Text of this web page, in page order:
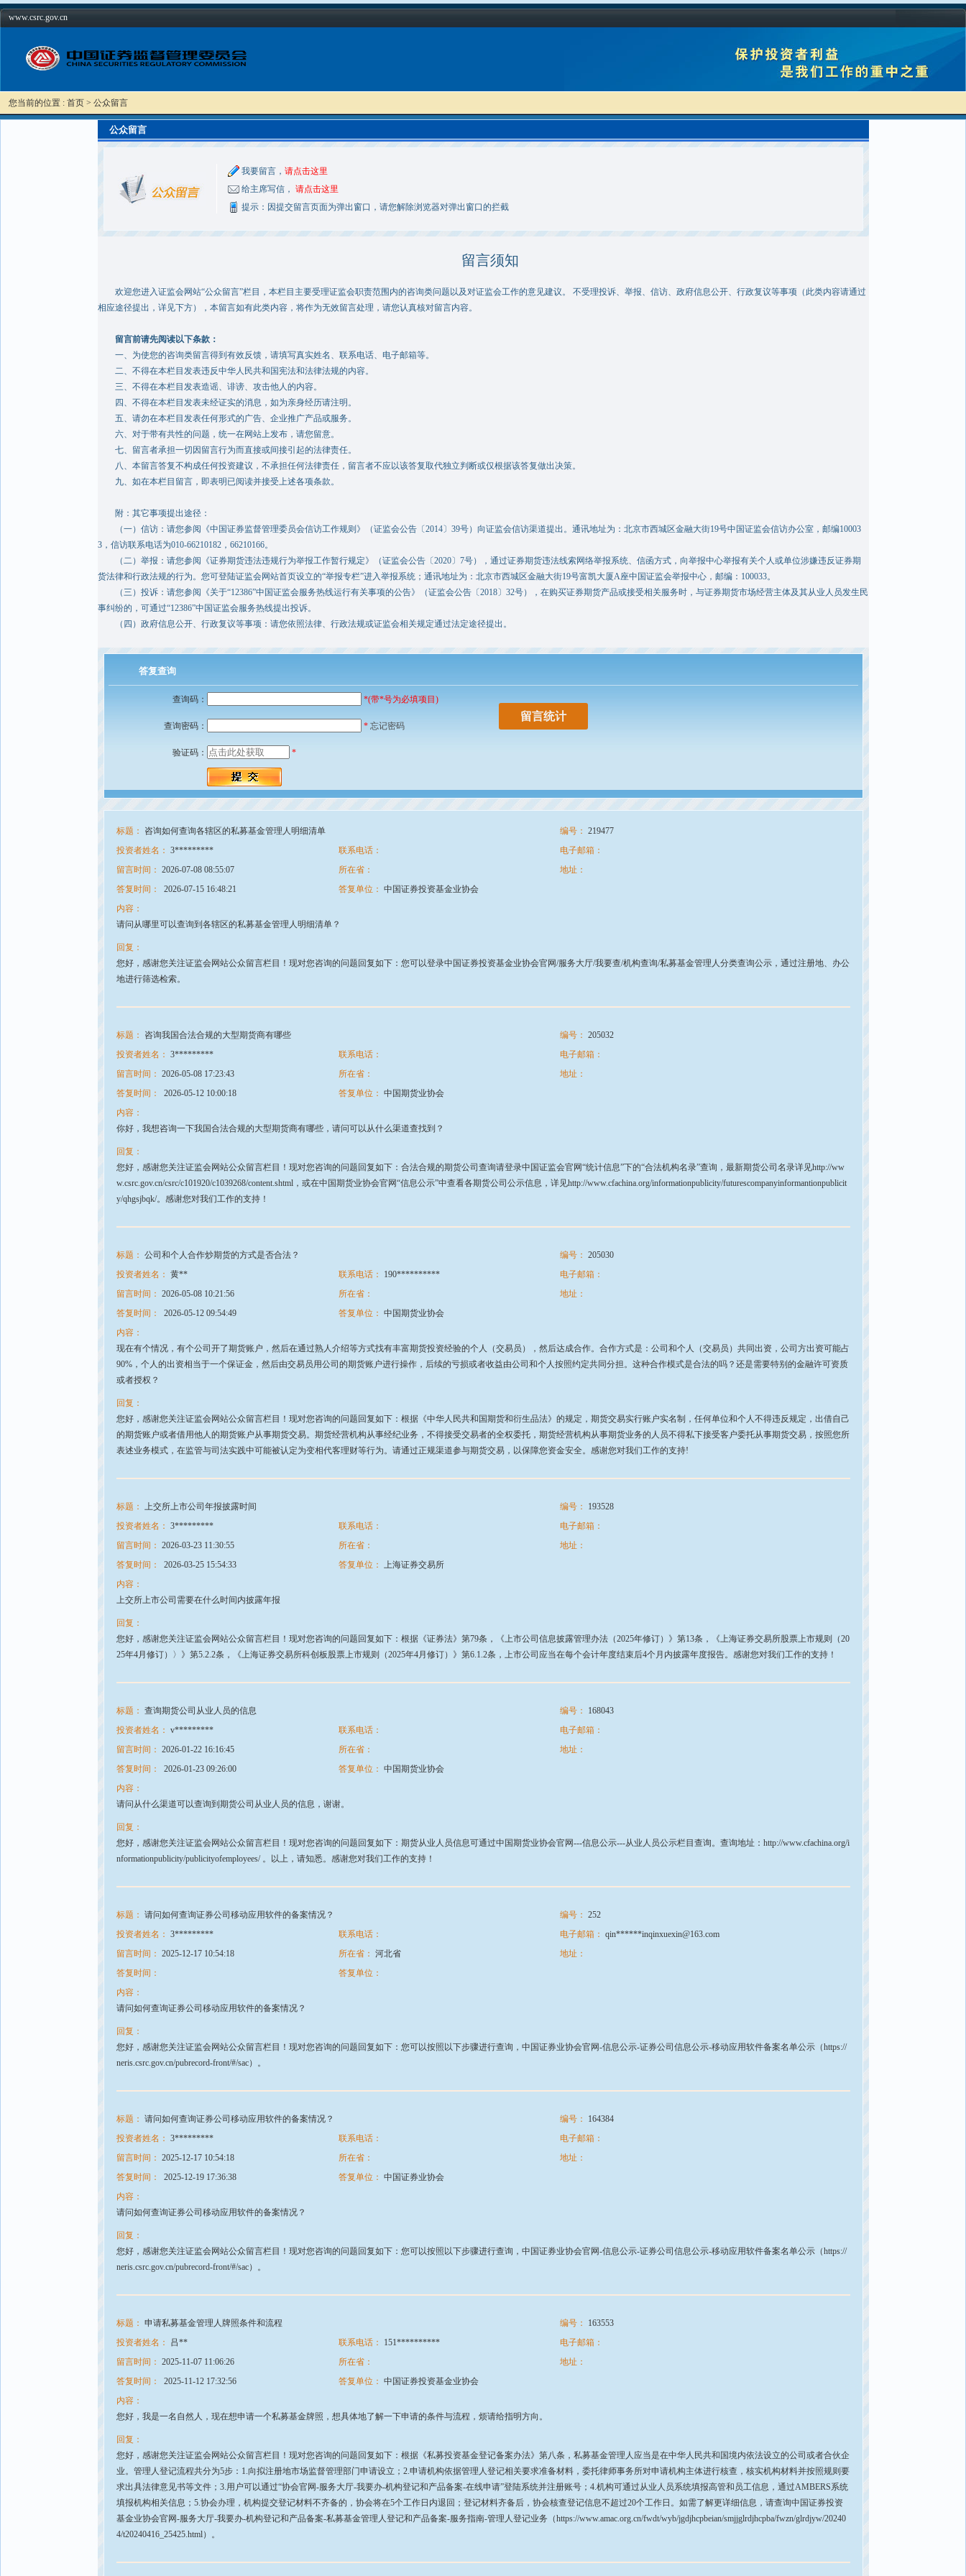
www.csrc.gov.cn
您当前的位置 : 首页 > 公众留言
公众留言
我要留言， 请点击这里
给主席写信， 请点击这里
提示：因提交留言页面为弹出窗口，请您解除浏览器对弹出窗口的拦截
留言须知
欢迎您进入证监会网站“公众留言”栏目，本栏目主要受理证监会职责范围内的咨询类问题以及对证监会工作的意见建议。 不受理投诉、举报、信访、政府信息公开、行政复议等事项（此类内容请通过
相应途径提出，详见下方），本留言如有此类内容，将作为无效留言处理，请您认真核对留言内容。
留言前请先阅读以下条款：
一、为使您的咨询类留言得到有效反馈，请填写真实姓名、联系电话、电子邮箱等。
二、不得在本栏目发表违反中华人民共和国宪法和法律法规的内容。
三、不得在本栏目发表造谣、诽谤、攻击他人的内容。
四、不得在本栏目发表未经证实的消息，如为亲身经历请注明。
五、请勿在本栏目发表任何形式的广告、企业推广产品或服务。
六、对于带有共性的问题，统一在网站上发布，请您留意。
七、留言者承担一切因留言行为而直接或间接引起的法律责任。
八、本留言答复不构成任何投资建议，不承担任何法律责任，留言者不应以该答复取代独立判断或仅根据该答复做出决策。
九、如在本栏目留言，即表明已阅读并接受上述各项条款。
附：其它事项提出途径：
（一）信访：请您参阅《中国证券监督管理委员会信访工作规则》（证监会公告〔2014〕39号）向证监会信访渠道提出。通讯地址为：北京市西城区金融大街19号中国证监会信访办公室，邮编10003
3，信访联系电话为010-66210182，66210166。
（二）举报：请您参阅《证券期货违法违规行为举报工作暂行规定》（证监会公告〔2020〕7号），通过证券期货违法线索网络举报系统、信函方式，向举报中心举报有关个人或单位涉嫌违反证券期
货法律和行政法规的行为。您可登陆证监会网站首页设立的“举报专栏”进入举报系统；通讯地址为：北京市西城区金融大街19号富凯大厦A座中国证监会举报中心，邮编：100033。
（三）投诉：请您参阅《关于“12386”中国证监会服务热线运行有关事项的公告》（证监会公告〔2018〕32号），在购买证券期货产品或接受相关服务时，与证券期货市场经营主体及其从业人员发生民
事纠纷的，可通过“12386”中国证监会服务热线提出投诉。
（四）政府信息公开、行政复议等事项：请您依照法律、行政法规或证监会相关规定通过法定途径提出。
答复查询
查询码： *(带*号为必填项目)
留言统计
查询密码： * 忘记密码
验证码： *
标题： 咨询如何查询各辖区的私募基金管理人明细清单 编号： 219477
投资者姓名： 3********* 联系电话：
电子邮箱：
留言时间： 2026-07-08 08:55:07 所在省：
地址：
答复时间：
2026-07-15 16:48:21 答复单位： 中国证券投资基金业协会
内容：
请问从哪里可以查询到各辖区的私募基金管理人明细清单？
回复：
您好，感谢您关注证监会网站公众留言栏目！现对您咨询的问题回复如下：您可以登录中国证券投资基金业协会官网/服务大厅/我要查/机构查询/私募基金管理人分类查询公示，通过注册地、办公
地进行筛选检索。
标题： 咨询我国合法合规的大型期货商有哪些 编号： 205032
投资者姓名： 3********* 联系电话：
电子邮箱：
留言时间： 2026-05-08 17:23:43 所在省：
地址：
答复时间：
2026-05-12 10:00:18 答复单位： 中国期货业协会
内容：
你好，我想咨询一下我国合法合规的大型期货商有哪些，请问可以从什么渠道查找到？
回复：
您好，感谢您关注证监会网站公众留言栏目！现对您咨询的问题回复如下：合法合规的期货公司查询请登录中国证监会官网“统计信息”下的“合法机构名录”查询，最新期货公司名录详见http://ww
w.csrc.gov.cn/csrc/c101920/c1039268/content.shtml，或在中国期货业协会官网“信息公示”中查看各期货公司公示信息，详见http://www.cfachina.org/informationpublicity/futurescompanyinformantionpublicit
y/qhgsjbqk/。感谢您对我们工作的支持！
标题： 公司和个人合作炒期货的方式是否合法？ 编号： 205030
投资者姓名： 黄** 联系电话： 190**********
电子邮箱：
留言时间： 2026-05-08 10:21:56 所在省：
地址：
答复时间：
2026-05-12 09:54:49 答复单位： 中国期货业协会
内容：
现在有个情况，有个公司开了期货账户，然后在通过熟人介绍等方式找有丰富期货投资经验的个人（交易员），然后达成合作。合作方式是：公司和个人（交易员）共同出资，公司方出资可能占
90%，个人的出资相当于一个保证金，然后由交易员用公司的期货账户进行操作，后续的亏损或者收益由公司和个人按照约定共同分担。这种合作模式是合法的吗？还是需要特别的金融许可资质
或者授权？
回复：
您好，感谢您关注证监会网站公众留言栏目！现对您咨询的问题回复如下：根据《中华人民共和国期货和衍生品法》的规定，期货交易实行账户实名制，任何单位和个人不得违反规定，出借自己
的期货账户或者借用他人的期货账户从事期货交易。期货经营机构从事经纪业务，不得接受交易者的全权委托，期货经营机构从事期货业务的人员不得私下接受客户委托从事期货交易，按照您所
表述业务模式，在监管与司法实践中可能被认定为变相代客理财等行为。请通过正规渠道参与期货交易，以保障您资金安全。感谢您对我们工作的支持!
标题： 上交所上市公司年报披露时间 编号：
193528
投资者姓名： 3********* 联系电话：
电子邮箱：
留言时间： 2026-03-23 11:30:55 所在省：
地址：
答复时间：
2026-03-25 15:54:33 答复单位： 上海证券交易所
内容：
上交所上市公司需要在什么时间内披露年报
回复：
您好，感谢您关注证监会网站公众留言栏目！现对您咨询的问题回复如下：根据《证券法》第79条，《上市公司信息披露管理办法（2025年修订）》第13条，《上海证券交易所股票上市规则（20
25年4月修订）〉》第5.2.2条，《上海证券交易所科创板股票上市规则（2025年4月修订）》第6.1.2条，上市公司应当在每个会计年度结束后4个月内披露年度报告。感谢您对我们工作的支持！
标题： 查询期货公司从业人员的信息 编号：
168043
投资者姓名： v********* 联系电话：
电子邮箱：
留言时间： 2026-01-22 16:16:45 所在省：
地址：
答复时间：
2026-01-23 09:26:00 答复单位： 中国期货业协会
内容：
请问从什么渠道可以查询到期货公司从业人员的信息，谢谢。
回复：
您好，感谢您关注证监会网站公众留言栏目！现对您咨询的问题回复如下：期货从业人员信息可通过中国期货业协会官网---信息公示---从业人员公示栏目查询。查询地址：http://www.cfachina.org/i
nformationpublicity/publicityofemployees/ 。以上，请知悉。感谢您对我们工作的支持！
标题： 请问如何查询证券公司移动应用软件的备案情况？ 编号： 252
投资者姓名： 3********* 联系电话： 电子邮箱： qin******inqinxuexin@163.com
留言时间： 2025-12-17 10:54:18 所在省： 河北省
地址：
答复时间：
答复单位：
内容：
请问如何查询证券公司移动应用软件的备案情况？
回复：
您好，感谢您关注证监会网站公众留言栏目！现对您咨询的问题回复如下：您可以按照以下步骤进行查询，中国证券业协会官网-信息公示-证券公司信息公示-移动应用软件备案名单公示（https://
neris.csrc.gov.cn/pubrecord-front/#/sac）。
标题： 请问如何查询证券公司移动应用软件的备案情况？ 编号：
164384
投资者姓名： 3********* 联系电话：
电子邮箱：
留言时间： 2025-12-17 10:54:18 所在省：
地址：
答复时间：
2025-12-19 17:36:38 答复单位： 中国证券业协会
内容：
请问如何查询证券公司移动应用软件的备案情况？
回复：
您好，感谢您关注证监会网站公众留言栏目！现对您咨询的问题回复如下：您可以按照以下步骤进行查询，中国证券业协会官网-信息公示-证券公司信息公示-移动应用软件备案名单公示（https://
neris.csrc.gov.cn/pubrecord-front/#/sac）。
标题： 申请私募基金管理人牌照条件和流程 编号：
163553
投资者姓名：
吕** 联系电话： 151**********
电子邮箱：
留言时间： 2025-11-07 11:06:26 所在省：
地址：
答复时间：
2025-11-12 17:32:56 答复单位： 中国证券投资基金业协会
内容：
您好，我是一名自然人，现在想申请一个私募基金牌照，想具体地了解一下申请的条件与流程，烦请给指明方向。
回复：
您好，感谢您关注证监会网站公众留言栏目！现对您咨询的问题回复如下：根据《私募投资基金登记备案办法》第八条，私募基金管理人应当是在中华人民共和国境内依法设立的公司或者合伙企
业。管理人登记流程共分为5步：1.向拟注册地市场监督管理部门申请设立；2.申请机构依据管理人登记相关要求准备材料，委托律师事务所对申请机构主体进行核查，核实机构材料并按照规则要
求出具法律意见书等文件；3.用户可以通过“协会官网-服务大厅-我要办-机构登记和产品备案-在线申请”登陆系统并注册账号；4.机构可通过从业人员系统填报高管和员工信息，通过AMBERS系统
填报机构相关信息；5.协会办理，机构提交登记材料不齐备的，协会将在5个工作日内退回；登记材料齐备后，协会核查登记信息不超过20个工作日。如需了解更详细信息，请查询中国证券投资
基金业协会官网-服务大厅-我要办-机构登记和产品备案-私募基金管理人登记和产品备案-服务指南-管理人登记业务（https://www.amac.org.cn/fwdt/wyb/jgdjhcpbeian/smjjglrdjhcpba/fwzn/glrdjyw/20240
4/t20240416_25425.html）。